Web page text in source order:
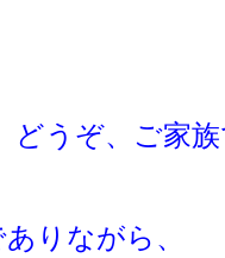
うぞ、ご家族
りながら、